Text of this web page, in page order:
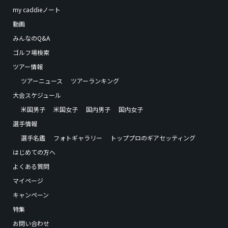
my caddieノート
動画
みんなのQ&A
ゴルフ場検索
ツアー情報
ツアーニュース
ツアーランキング
大会スケジュール
米国男子
米国女子 国内男子
国内女子
選手情報
選手名鑑
フォトギャラリー
トッププロのギアセッティング
はじめての方へ
よくある質問
マイページ
キャンペーン
特集
お問い合わせ